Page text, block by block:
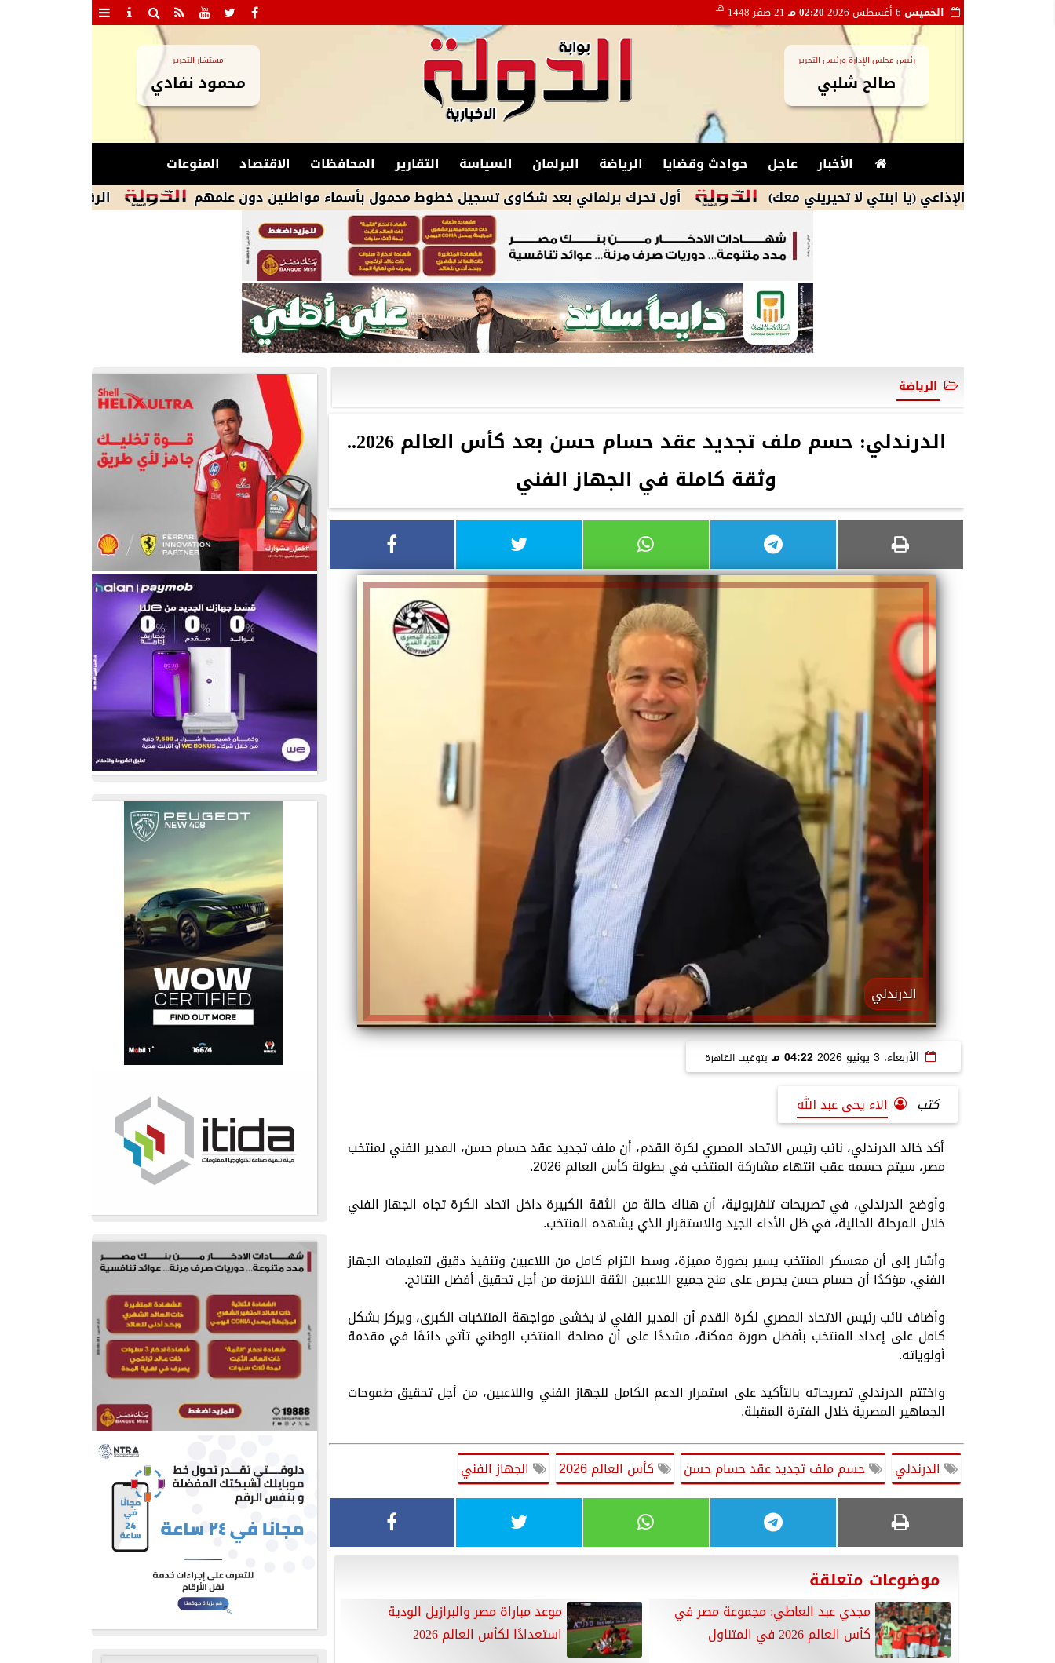
الخميس 02:20 مـ 21 صفر 1448 هـ
رئيس مجلس الإدارة ورئيس التحرير
صالح شلبي
مستشار التحرير
محمود نفادي
الأخبار عاجل حوادث وقضايا الرياضة البرلمان السياسة التقارير المحافظات الاقتصاد
المنوعات
الرقابة المالية تطلق مرحلة
أول تحرك برلماني بعد شكاوى تسجيل خطوط محمول بأسماء مواطنين دون علمهم الإذاعي (يا ابنتي لا تحيريني معك)
الرياضة
الدرندلي: حسم ملف تجديد عقد حسام حسن بعد كأس العالم 2026..
وثقة كاملة في الجهاز الفني
الدرندلي
الأربعاء، 3 يونيو 2026 04:22 مـ بتوقيت القاهرة
كتب
الاء يحى عبد الله
أكد خالد الدرندلي، نائب رئيس الاتحاد المصري لكرة القدم، أن ملف تجديد عقد حسام حسن، المدير الفني لمنتخب
مصر، سيتم حسمه عقب انتهاء مشاركة المنتخب في بطولة كأس العالم 2026.
وأوضح الدرندلي، في تصريحات تلفزيونية، أن هناك حالة من الثقة الكبيرة داخل اتحاد الكرة تجاه الجهاز الفني
خلال المرحلة الحالية، في ظل الأداء الجيد والاستقرار الذي يشهده المنتخب.
وأشار إلى أن معسكر المنتخب يسير بصورة مميزة، وسط التزام كامل من اللاعبين وتنفيذ دقيق لتعليمات الجهاز
الفني، مؤكدًا أن حسام حسن يحرص على منح جميع اللاعبين الثقة اللازمة من أجل تحقيق أفضل النتائج.
وأضاف نائب رئيس الاتحاد المصري لكرة القدم أن المدير الفني لا يخشى مواجهة المنتخبات الكبرى، ويركز بشكل
كامل على إعداد المنتخب بأفضل صورة ممكنة، مشددًا على أن مصلحة المنتخب الوطني تأتي دائمًا في مقدمة
أولوياته.
واختتم الدرندلي تصريحاته بالتأكيد على استمرار الدعم الكامل للجهاز الفني واللاعبين، من أجل تحقيق طموحات
الجماهير المصرية خلال الفترة المقبلة.
الدرندلي حسم ملف تجديد عقد حسام حسن كأس العالم 2026 الجهاز الفني
موضوعات متعلقة
مجدي عبد العاطي: مجموعة مصر في
كأس العالم 2026 في المتناول
موعد مباراة مصر والبرازيل الودية
استعدادًا لكأس العالم 2026